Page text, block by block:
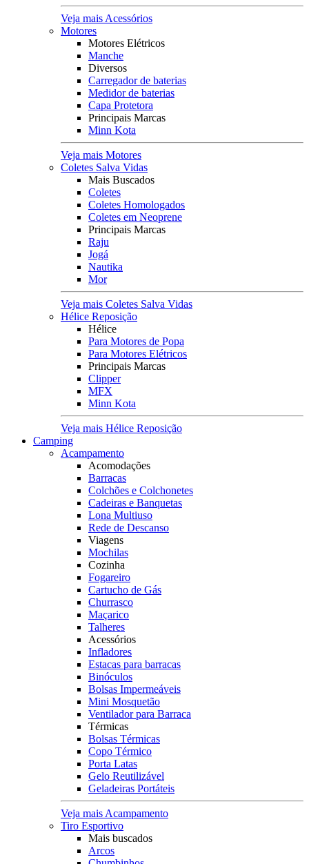
Veja mais Acessórios
Motores
Motores Elétricos
Manche
Diversos
Carregador de baterias
Medidor de baterias
Capa Protetora
Principais Marcas
Minn Kota
Veja mais Motores
Coletes Salva Vidas
Mais Buscados
Coletes
Coletes Homologados
Coletes em Neoprene
Principais Marcas
Raju
Jogá
Nautika
Mor
Veja mais Coletes Salva Vidas
Hélice Reposição
Hélice
Para Motores de Popa
Para Motores Elétricos
Principais Marcas
Clipper
MFX
Minn Kota
Veja mais Hélice Reposição
Camping
Acampamento
Acomodações
Barracas
Colchões e Colchonetes
Cadeiras e Banquetas
Lona Multiuso
Rede de Descanso
Viagens
Mochilas
Cozinha
Fogareiro
Cartucho de Gás
Churrasco
Maçarico
Talheres
Acessórios
Infladores
Estacas para barracas
Binóculos
Bolsas Impermeáveis
Mini Mosquetão
Ventilador para Barraca
Térmicas
Bolsas Térmicas
Copo Térmico
Porta Latas
Gelo Reutilizável
Geladeiras Portáteis
Veja mais Acampamento
Tiro Esportivo
Mais buscados
Arcos